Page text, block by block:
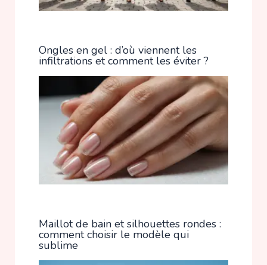
Ongles en gel : d’où viennent les
infiltrations et comment les éviter ?
Maillot de bain et silhouettes rondes :
comment choisir le modèle qui
sublime